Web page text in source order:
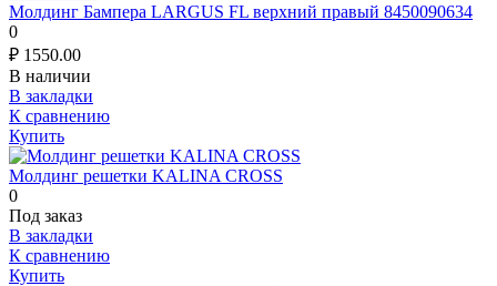
Молдинг Бампера LARGUS FL верхний правый 8450090634
0
₽ 1550.00
В наличии
В закладки
К сравнению
Купить
Молдинг решетки KALINA CROSS
0
Под заказ
В закладки
К сравнению
Купить